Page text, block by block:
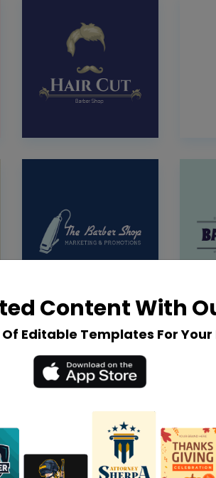
Content With
Editable Templates For Your